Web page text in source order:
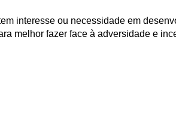
interesse ou necessidade em
melhor fazer face à adversidade e